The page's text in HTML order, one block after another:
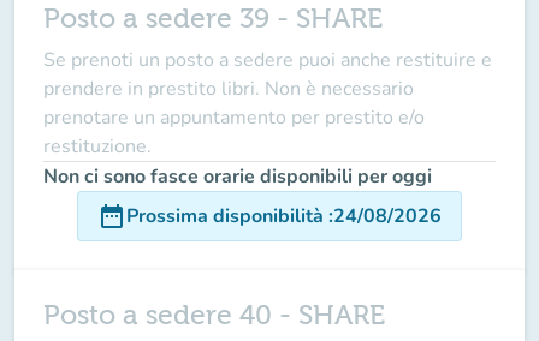
Posto a sedere 39 - SHARE
Se prenoti un posto a sedere puoi anche restituire e
prendere in prestito libri. Non è necessario
prenotare un appuntamento per prestito e/o
restituzione.
Non ci sono fasce orarie disponibili per oggi
date_rangeProssima disponibilità :24/08/2026
Posto a sedere 40 - SHARE